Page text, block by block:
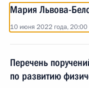
Мария Львова-
10 июня 2022 года, 20:00
Перечень
по развитию